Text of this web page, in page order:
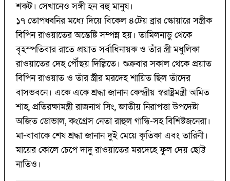
শকট। সেখানেও সঙ্গী হন বহু মানুষ।
১৭ তোপধ্বনির মধ্যে দিয়ে বিকেল ৪টেয় ব্রার স্কোয়ারে সস্ত্রীক
বিপিন রাওয়াতের অন্তেষ্টি সম্পন্ন হয়। তামিলনাড়ু থেকে
বৃহস্পতিবার রাতে প্রয়াত সর্বাধিনায়ক ও তাঁর স্ত্রী মধুলিকা
রাওয়াতের দেহ পৌঁছয় দিল্লিতে। শুক্রবার সকাল থেকে প্রয়াত
বিপিন রাওয়াত ও তাঁর স্ত্রীর মরদেহ শায়িত ছিল তাঁদের
বাসভবনে। একে একে শ্রদ্ধা জানান কেন্দ্রীয় স্বরাষ্ট্রমন্ত্রী অমিত
শাহ, প্রতিরক্ষামন্ত্রী রাজনাথ সিং, জাতীয় নিরাপত্তা উপদেষ্টা
অজিত ডোভাল, কংগ্রেস নেতা রাহুল গান্ধি-সহ বিশিষ্টজনেরা।
মা-বাবাকে শেষ শ্রদ্ধা জানান দুই মেয়ে কৃতিকা এবং তারিনী।
মায়ের কোলে চেপে দাদু রাওয়াতের মরদেহে ফুল দেয় ছোট্ট
নাতিও।